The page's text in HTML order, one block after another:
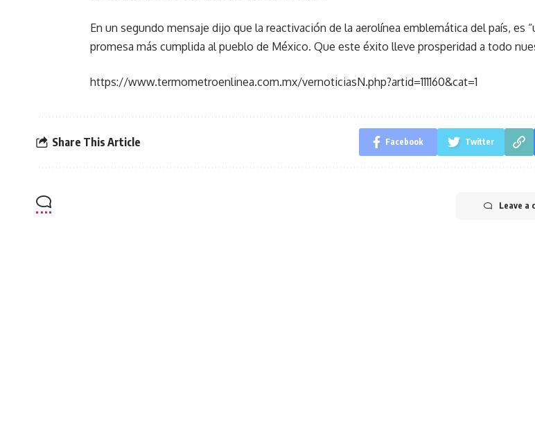
En un segundo mensaje dijo que la reactivación de la aerolínea emblemática del país, es
promesa más cumplida al pueblo de México. Que este éxito lleve prosperidad a todo
https://www.termometroenlinea.com.mx/vernoticiasN.php?artid=111160&cat=1
Share This Article Facebook Twitter
Leave a